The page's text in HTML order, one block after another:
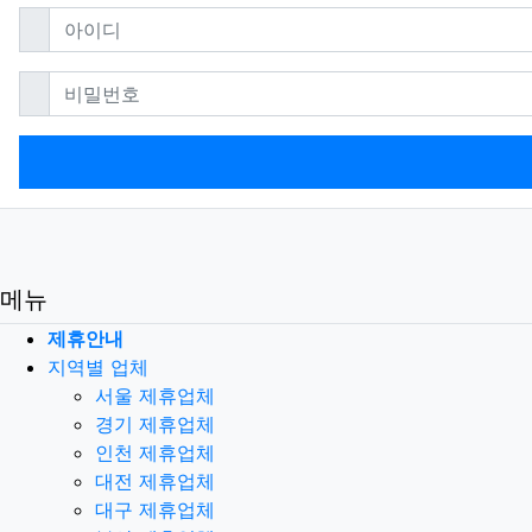
아이디필수
비밀번호필수
메뉴
제휴안내
지역별 업체
서울 제휴업체
경기 제휴업체
인천 제휴업체
대전 제휴업체
대구 제휴업체